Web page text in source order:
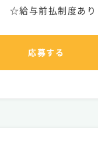
☆給与前払制度あ
応募する